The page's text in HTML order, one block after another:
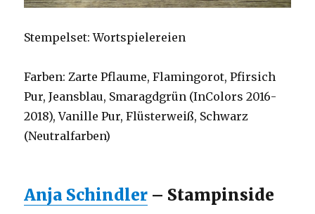
Stempelset: Wortspielereien
Farben: Zarte Pflaume, Flamingorot, Pfirsich
Pur, Jeansblau, Smaragdgrün (InColors 2016-
2018), Vanille Pur, Flüsterweiß, Schwarz
(Neutralfarben)
Anja Schindler – Stampinside